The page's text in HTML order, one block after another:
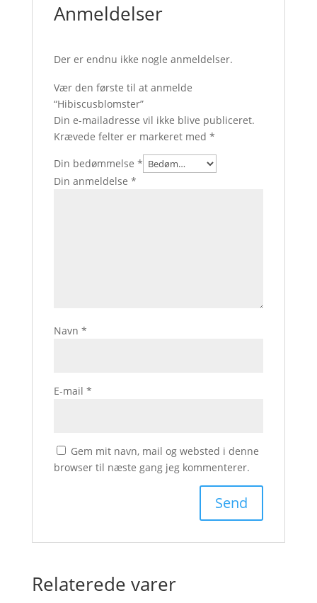
Anmeldelser
Der er endnu ikke nogle anmeldelser.
Vær den første til at anmelde
“Hibiscusblomster”
Din e-mailadresse vil ikke blive publiceret.
Krævede felter er markeret med *
Din bedømmelse *
Din anmeldelse *
Navn *
E-mail *
Gem mit navn, mail og websted i denne
browser til næste gang jeg kommenterer.
Relaterede varer